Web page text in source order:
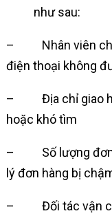
như sau:
– Nhân viên
điện thoại không
– Địa chỉ giao
hoặc khó tìm
– Số lượng đơn
lý đơn hàng bị
– Đối tác vận